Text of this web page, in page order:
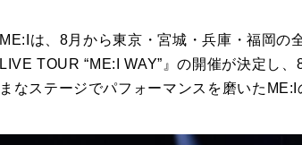
ME:Iは、8月から東京・宮城・兵庫・福岡
LIVE TOUR “ME:I WAY”』の開催が決定し
まなステージでパフォーマンスを磨いた